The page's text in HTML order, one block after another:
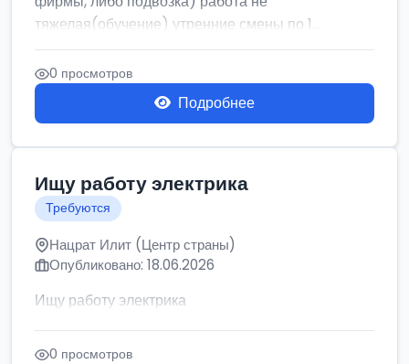
тяжелая(обучение) утренние смены по 1...
0 просмотров
Подробнее
Ищу работу электрика
Требуются
Нацрат Илит (Центр страны)
Опубликовано: 18.06.2026
Ищу работу электрика
0 просмотров